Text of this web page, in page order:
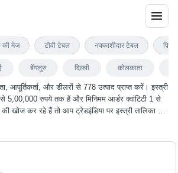
आपूर्तिकर्ता, और डीलरों से 778 उत्पाद प्राप्त करें। इस्त्री
5,00,000 रुपये तक हैं और मिनिमम आर्डर क्वांटिटी 1 से
खोज कर रहे हैं तो आप ट्रेडइंडिया पर इस्त्री तालिका के
हम विभिन्न शहरों में इस्त्री तालिका के विकल्प प्रदान
बेंगलुरु दिल्ली कोलकाता
मेज टीवी टेबल नक्काशीदार टेबल